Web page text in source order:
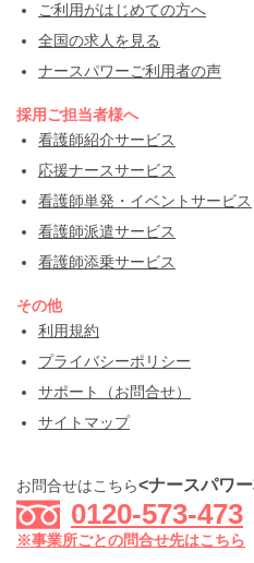
ご利用がはじめての方へ
全国の求人を見る
ナースパワーご利用者の声
採用ご担当者様へ
看護師紹介サービス
応援ナースサービス
看護師単発・イベントサービス
看護師派遣サービス
看護師添乗サービス
その他
利用規約
プライバシーポリシー
サポート（お問合せ）
サイトマップ
お問合せはこちら<ナースパワ
0120-573-473
※事業所ごとの問合せ先はこちら